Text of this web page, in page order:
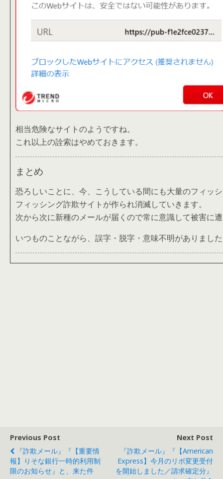
相当危険なサイトのようですね。
これ以上の詮索はやめておきます。
まとめ
恐ろしいことに、今、こうしている間にも大量のフィッ
フィッシング詐欺サイトが作られ消滅していきます。
次から次に新種のメールが届くので常に意識して被害に
いつものことながら、誤字・脱字・意味不明がありまし
Previous Post
『詐欺メール』『【重要情
報】りそな銀行一時的利用制
限のお知らせ』と、来た件
Next Post
『詐欺メール』『【American
Express】今月のリボ変更受付
を開始しました／請求確定分』